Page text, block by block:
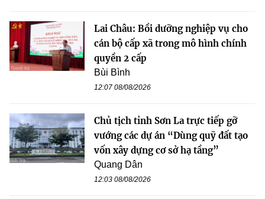
Lai Châu: Bồi dưỡng nghiệp vụ cho
cán bộ cấp xã trong mô hình chính
quyền 2 cấp
Bùi Bình
12:07 08/08/2026
Chủ tịch tỉnh Sơn La trực tiếp gỡ
vướng các dự án “Dùng quỹ đất tạo
vốn xây dựng cơ sở hạ tầng”
Quang Dân
12:03 08/08/2026